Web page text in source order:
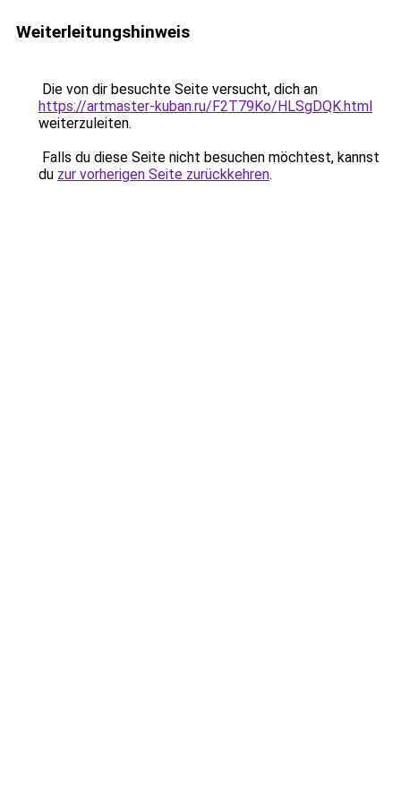
Weiterleitungshinweis
Die von dir besuchte Seite versucht, dich an
https://artmaster-kuban.ru/F2T79Ko/HLSgDQK.html
weiterzuleiten.
Falls du diese Seite nicht besuchen möchtest, kannst
du zur vorherigen Seite zurückkehren.